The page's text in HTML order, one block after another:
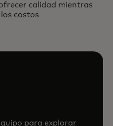
calidad mientras
costos
para explorar